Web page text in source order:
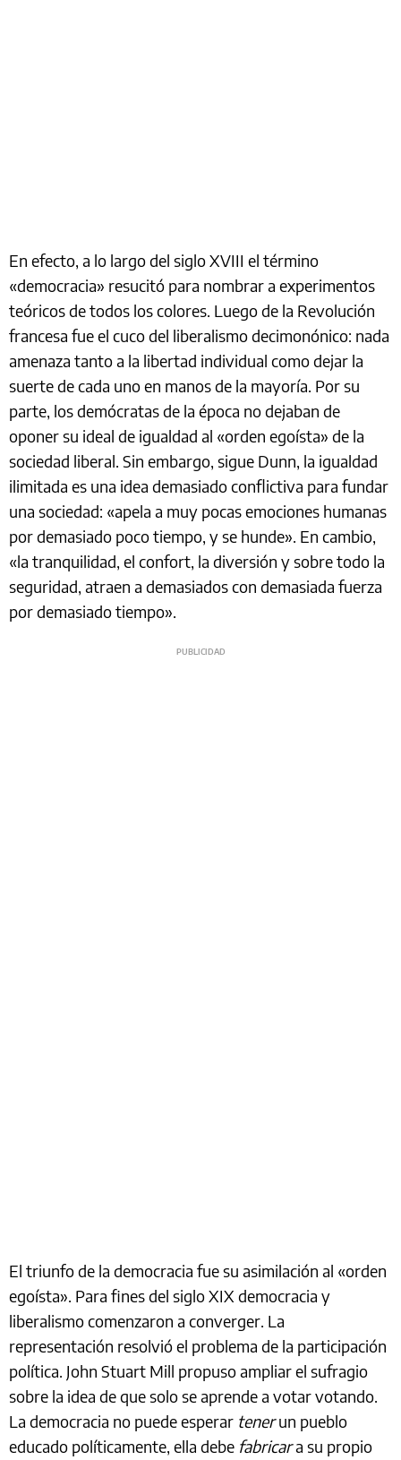
En efecto, a lo largo del siglo XVIII el término
«democracia» resucitó para nombrar a experimentos
teóricos de todos los colores. Luego de la Revolución
francesa fue el cuco del liberalismo decimonónico: nada
amenaza tanto a la libertad individual como dejar la
suerte de cada uno en manos de la mayoría. Por su
parte, los demócratas de la época no dejaban de
oponer su ideal de igualdad al «orden egoísta» de la
sociedad liberal. Sin embargo, sigue Dunn, la igualdad
ilimitada es una idea demasiado conflictiva para fundar
una sociedad: «apela a muy pocas emociones humanas
por demasiado poco tiempo, y se hunde». En cambio,
«la tranquilidad, el confort, la diversión y sobre todo la
seguridad, atraen a demasiados con demasiada fuerza
por demasiado tiempo».
El triunfo de la democracia fue su asimilación al «orden
egoísta». Para fines del siglo XIX democracia y
liberalismo comenzaron a converger. La
representación resolvió el problema de la participación
política. John Stuart Mill propuso ampliar el sufragio
sobre la idea de que solo se aprende a votar votando.
La democracia no puede esperar tenerun pueblo
educado políticamente, ella debe fabricara su propio